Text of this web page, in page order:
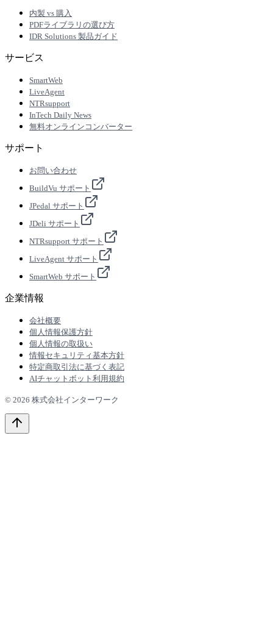
内製 vs 購入
PDFライブラリの選び方
IDR Solutions 製品ガイド
サービス
SmartWeb
LiveAgent
NTRsupport
InTech Daily News
無料オンラインコンバーター
サポート
お問い合わせ
BuildVu サポート
JPedal サポート
JDeli サポート
NTRsupport サポート
LiveAgent サポート
SmartWeb サポート
企業情報
会社概要
個人情報保護方針
個人情報の取扱い
情報セキュリティ基本方針
特定商取引法に基づく表記
AIチャットボット利用規約
© 2026 株式会社インターワーク